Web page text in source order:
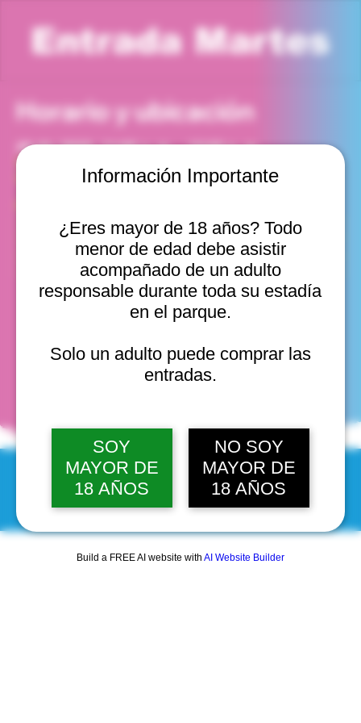
Información Importante
¿Eres mayor de 18 años? Todo
menor de edad debe asistir
acompañado de un adulto
responsable durante toda su estadía
en el parque.
Solo un adulto puede comprar las
entradas.
SOY
MAYOR DE
18 AÑOS
NO SOY
MAYOR DE
18 AÑOS
Build a FREE AI website with AI Website Builder
Entrada Martes
Horario y ubicación
30 dic 2025, 11:00 a. m. – 12:00 p. m.
Viña del Mar, Cam. Internacional 2440, Viña del Mar,
Valparaíso, Chile
mar, 11 ago, 10:00 a. m.
mar, 11 ago, 11:00 a. m.
mar, 11 ago, 12:00 p. m.
Ver 20
fechas
© 2025 by Scantastic.